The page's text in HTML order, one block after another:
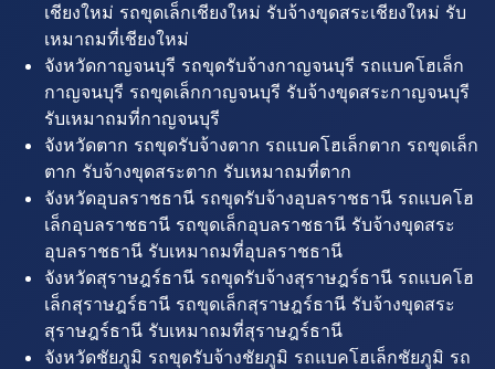
เชียงใหม่ รถขุดเล็กเชียงใหม่ รับจ้างขุดสระเชียงใหม่ รับ
เหมาถมที่เชียงใหม่
จังหวัดกาญจนบุรี รถขุดรับจ้างกาญจนบุรี รถแบคโฮเล็ก
กาญจนบุรี รถขุดเล็กกาญจนบุรี รับจ้างขุดสระกาญจนบุรี
รับเหมาถมที่กาญจนบุรี
จังหวัดตาก รถขุดรับจ้างตาก รถแบคโฮเล็กตาก รถขุดเล็ก
ตาก รับจ้างขุดสระตาก รับเหมาถมที่ตาก
จังหวัดอุบลราชธานี รถขุดรับจ้างอุบลราชธานี รถแบคโฮ
เล็กอุบลราชธานี รถขุดเล็กอุบลราชธานี รับจ้างขุดสระ
อุบลราชธานี รับเหมาถมที่อุบลราชธานี
จังหวัดสุราษฎร์ธานี รถขุดรับจ้างสุราษฎร์ธานี รถแบคโฮ
เล็กสุราษฎร์ธานี รถขุดเล็กสุราษฎร์ธานี รับจ้างขุดสระ
สุราษฎร์ธานี รับเหมาถมที่สุราษฎร์ธานี
จังหวัดชัยภูมิ รถขุดรับจ้างชัยภูมิ รถแบคโฮเล็กชัยภูมิ รถ